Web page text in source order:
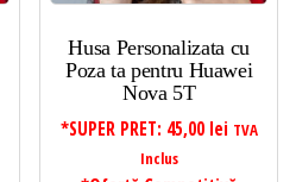
Husa Personalizata cu
Poza ta pentru Huawei
Nova 5T
*SUPER PRET: 45,00 lei TVA
Inclus